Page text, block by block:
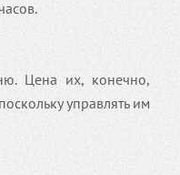
Цена их, конечно,
управлять им